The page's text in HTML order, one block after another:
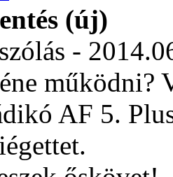
(új)
-
működni?
AF 5.